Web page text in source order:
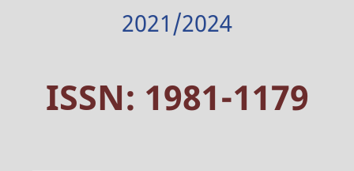
2021/2024
ISSN: 1981-1179